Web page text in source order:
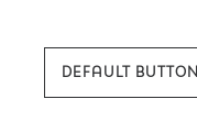
DEFAULT BUTTON